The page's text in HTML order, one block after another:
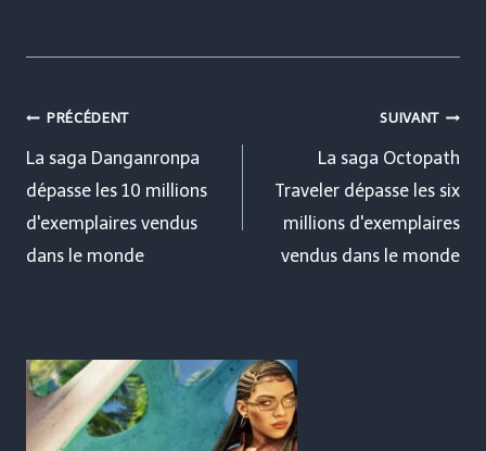
Navigation
de
l’article
PRÉCÉDENT
La saga Danganronpa
dépasse les 10 millions
d'exemplaires vendus
dans le monde
SUIVANT
La saga Octopath
Traveler dépasse les six
millions d'exemplaires
vendus dans le monde